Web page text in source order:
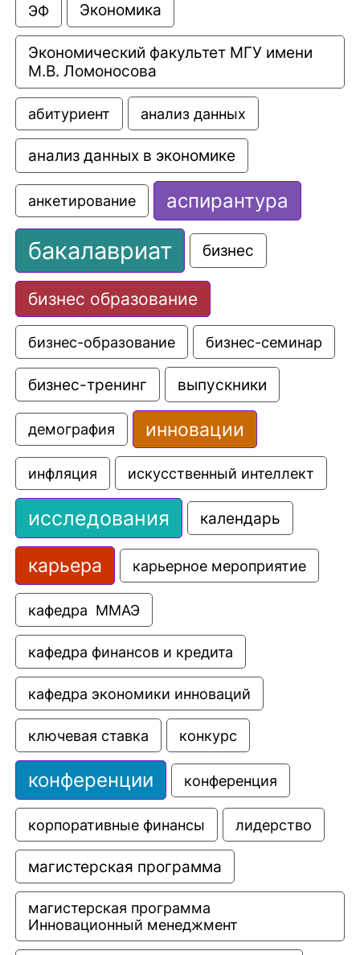
ЭФ Экономика
Экономический факультет МГУ имени
М.В. Ломоносова
абитуриент анализ данных
анализ данных в экономике
анкетирование аспирантура
бакалавриат бизнес
бизнес образование
бизнес-образование бизнес-семинар
бизнес-тренинг выпускники
демография инновации
инфляция искусственный интеллект
исследования календарь
карьера карьерное мероприятие
кафедра  ММАЭ
кафедра финансов и кредита
кафедра экономики инноваций
ключевая ставка конкурс
конференции конференция
корпоративные финансы лидерство
магистерская программа
магистерская программа
Инновационный менеджмент